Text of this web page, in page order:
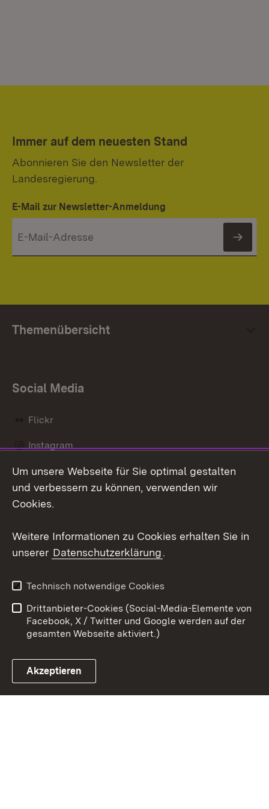
Immer auf dem neuesten Stand
Abonnieren Sie den Newsletter der
Landesregierung.
E-Mail zur Newsletter-Anmeldung
Themenübersicht
Social Media
Flickr
Instagram
Social Wall
Link zum Landesportal
Barrierefreiheit
Benutzungshinweise
Impressum
Cookies
Um unsere Webseite für Sie optimal gestalten
und verbessern zu können, verwenden wir
Cookies.
Weitere Informationen zu Cookies erhalten Sie in
unserer Datenschutzerklärung.
Technisch notwendige Cookies
Drittanbieter-Cookies (Social-Media-Elemente von
Facebook, X / Twitter und Google werden auf der
gesamten Webseite aktiviert.)
Akzeptieren